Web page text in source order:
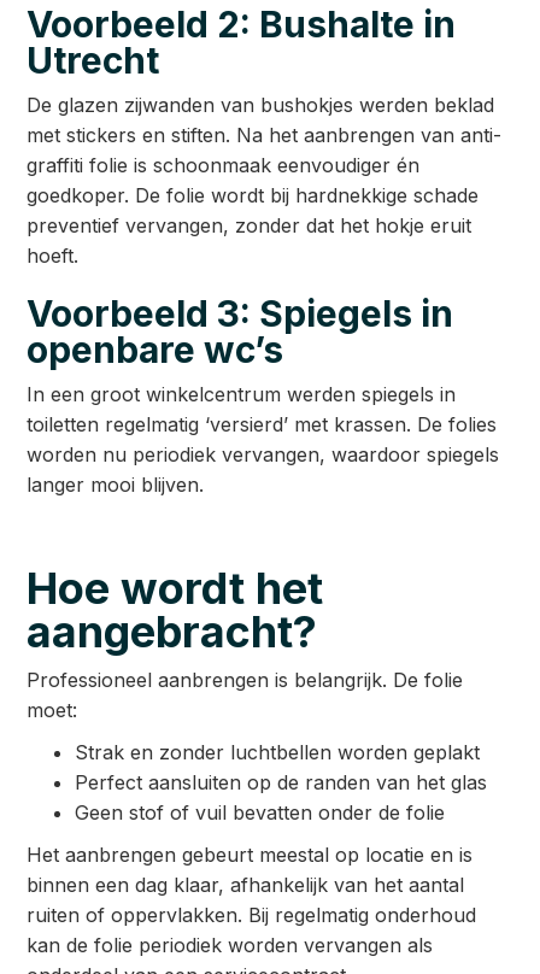
Voorbeeld 2: Bushalte in
Utrecht
De glazen zijwanden van bushokjes werden beklad
met stickers en stiften. Na het aanbrengen van anti-
graffiti folie is schoonmaak eenvoudiger én
goedkoper. De folie wordt bij hardnekkige schade
preventief vervangen, zonder dat het hokje eruit
hoeft.
Voorbeeld 3: Spiegels in
openbare wc’s
In een groot winkelcentrum werden spiegels in
toiletten regelmatig ‘versierd’ met krassen. De folies
worden nu periodiek vervangen, waardoor spiegels
langer mooi blijven.
Hoe wordt het
aangebracht?
Professioneel aanbrengen is belangrijk. De folie
moet:
Strak en zonder luchtbellen worden geplakt
Perfect aansluiten op de randen van het glas
Geen stof of vuil bevatten onder de folie
Het aanbrengen gebeurt meestal op locatie en is
binnen een dag klaar, afhankelijk van het aantal
ruiten of oppervlakken. Bij regelmatig onderhoud
kan de folie periodiek worden vervangen als